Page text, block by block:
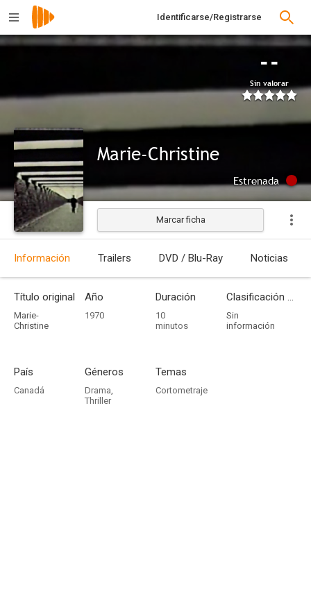
Identificarse/Registrarse
--
Sin valorar
Marie-Christine
Estrenada
Marcar ficha
Información Trailers DVD / Blu-Ray Noticias
Título original
Marie-
Christine
Año
1970
Duración
10
minutos
Clasificación por edades
Sin
información
País
Canadá
Géneros
Drama,
Thriller
Temas
Cortometraje